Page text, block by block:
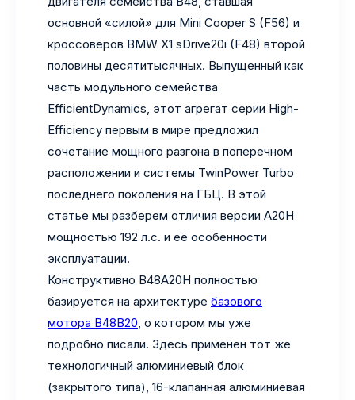
основной «силой» для Mini Cooper S (F56) и
кроссоверов BMW X1 sDrive20i (F48) второй
половины десятитысячных. Выпущенный как
часть модульного семейства
EfficientDynamics, этот агрегат серии High-
Efficiency первым в мире предложил
сочетание мощного разгона в поперечном
расположении и системы TwinPower Turbo
последнего поколения на ГБЦ. В этой
статье мы разберем отличия версии A20H
мощностью 192 л.с. и её особенности
эксплуатации.
Конструктивно B48A20H полностью
базируется на архитектуре базового
мотора B48B20, о котором мы уже
подробно писали. Здесь применен тот же
технологичный алюминиевый блок
(закрытого типа), 16-клапанная алюминиевая